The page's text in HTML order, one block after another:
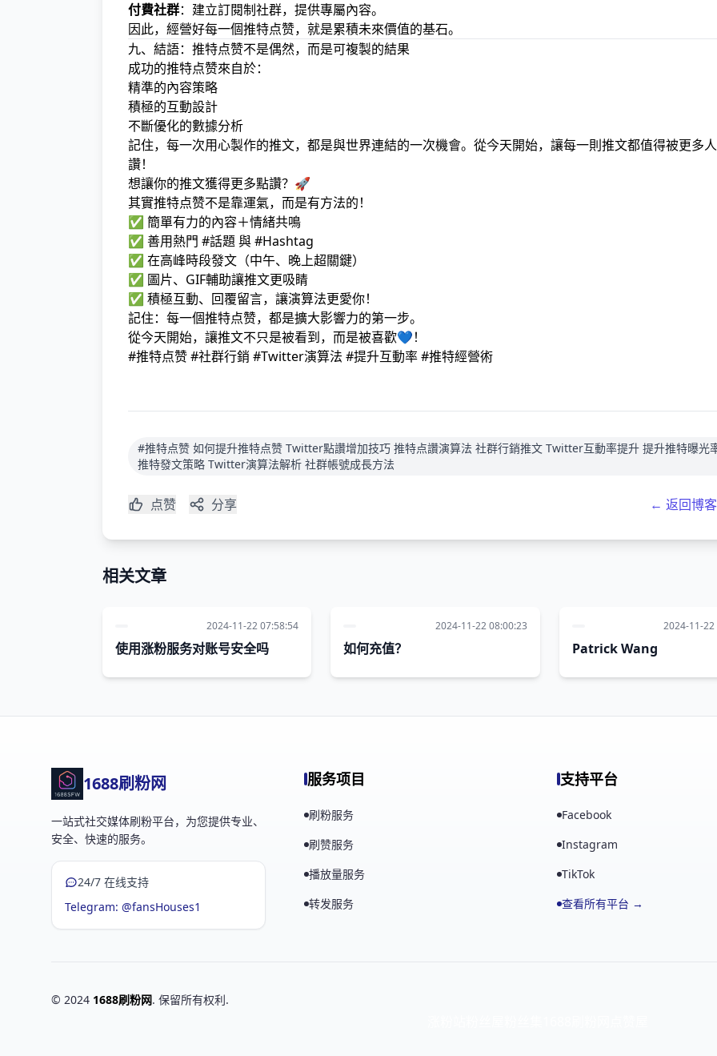
付費社群：建立訂閱制社群，提供專屬內容。
因此，經營好每一個推特点赞，就是累積未來價值的基石。
九、結語：推特点赞不是偶然，而是可複製的結果
成功的推特点赞來自於：
精準的內容策略
積極的互動設計
不斷優化的數據分析
記住，每一次用心製作的推文，都是與世界連結的一次機會。從今天開始，讓每一則推文都值得被更多
讚！
想讓你的推文獲得更多點讚？🚀
其實推特点赞不是靠運氣，而是有方法的！
✅ 簡單有力的內容＋情緒共鳴
✅ 善用熱門 #話題 與 #Hashtag
✅ 在高峰時段發文（中午、晚上超關鍵）
✅ 圖片、GIF輔助讓推文更吸睛
✅ 積極互動、回覆留言，讓演算法更愛你！
記住：每一個推特点赞，都是擴大影響力的第一步。
從今天開始，讓推文不只是被看到，而是被喜歡💙！
#推特点赞 #社群行銷 #Twitter演算法 #提升互動率 #推特經營術
#推特点赞 如何提升推特点赞 Twitter點讚增加技巧 推特点讚演算法 社群行銷推文 Twitter互動率提升 提升推特曝光
推特發文策略 Twitter演算法解析 社群帳號成長方法
点赞 分享 ← 返回博
相关文章
2024-11-22 07:58:54
使用涨粉服务对账号安全吗
2024-11-22 08:00:23
如何充值？
2024-11-
Patrick Wang
1688刷粉网
一站式社交媒体刷粉平台，为您提供专业、
安全、快速的服务。
24/7 在线支持
Telegram: @fansHouses1
服务项目
刷粉服务
刷赞服务
播放量服务
转发服务
支持平台
Facebook
Instagram
TikTok
查看所有平台 →
© 2024 1688刷粉网. 保留所有权利.